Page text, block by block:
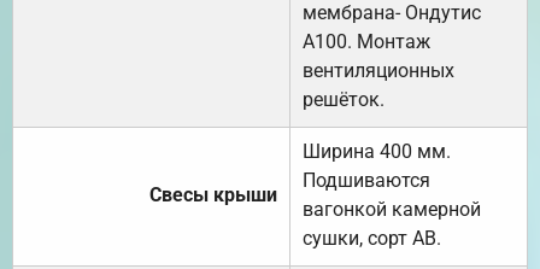
мембрана- Ондутис
А100. Монтаж
вентиляционных
решёток.
Свесы крыши
Ширина 400 мм.
Подшиваются
вагонкой камерной
сушки, сорт АВ.